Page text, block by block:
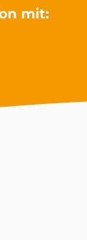
mit: